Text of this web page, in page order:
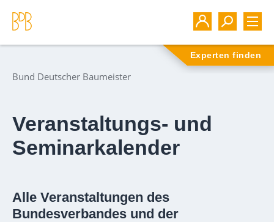
Experten finden
Bund Deutscher Baumeister
Veranstaltungs- und
Seminarkalender
Alle Veranstaltungen des
Bundesverbandes und der